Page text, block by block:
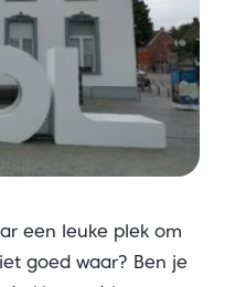
een leuke plek om
goed waar? Ben je